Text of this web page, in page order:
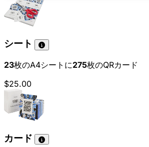
シート
23枚のA4シートに275枚のQRカード
$25.00
カード